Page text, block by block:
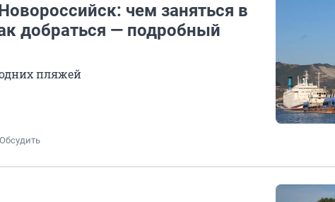
чем заняться в
добраться — подробный
пляжей
Обсудить